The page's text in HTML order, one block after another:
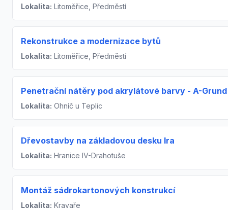
Lokalita: Litoměřice, Předměstí
Rekonstrukce a modernizace bytů
Lokalita: Litoměřice, Předměstí
Penetrační nátěry pod akrylátové barvy - A-Grund
Lokalita: Ohníč u Teplic
Dřevostavby na základovou desku Ira
Lokalita: Hranice IV-Drahotuše
Montáž sádrokartonových konstrukcí
Lokalita: Kravaře